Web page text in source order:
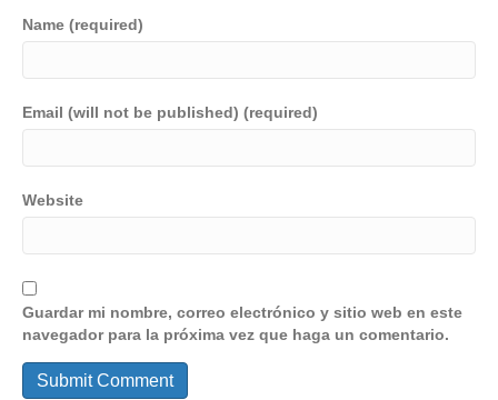
Name (required)
Email (will not be published) (required)
Website
Guardar mi nombre, correo electrónico y sitio web en este
navegador para la próxima vez que haga un comentario.